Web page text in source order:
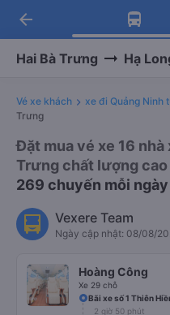
Tải app
Nhận ưu đãi
Tải app
-30k/ghế khi
arrow_back
Hai Bà Trưng Hạ
Vé xe khách xe đi Quảng Ninh
Trưng
Đặt mua vé xe 16 nhà
Trưng chất lượng
269 chuyến mỗi ngày
Vexere Team
Ngày cập nhật: 08/08/
Hoàng Công
Xe 29 chỗ
Bãi xe số 1 Thiên
2 giờ 50 phút